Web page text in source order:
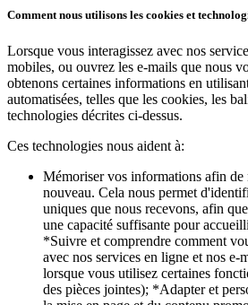
Plateforme d’applications
Avis
Journal des fonctionnalités
Feuille de route
Répertoire des partenaires
Offres de partenaires
Découvrir
Aperçu
Cafés
Comment nous utilisons les cookies et
Lorsque vous interagissez avec nos
mobiles, ou ouvrez les e-mails que nous
obtenons certaines informations en
automatisées, telles que les cookies, les
technologies décrites ci-dessus.
Ces technologies nous aident à:
Mémoriser vos informations afin de
nouveau. Cela nous permet
uniques que nous recevons, afin
une capacité suffisante pour
*Suivre et comprendre comment
avec nos services en ligne et nos e-
lorsque vous utilisez certaines
des pièces jointes); *Adapter et